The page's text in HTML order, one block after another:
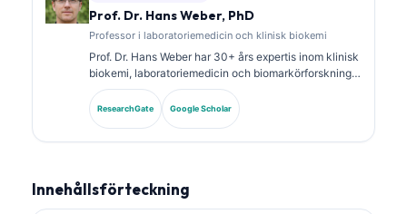
Prof. Dr. Hans Weber, PhD
Professor i laboratoriemedicin och klinisk biokemi
Prof. Dr. Hans Weber har 30+ års expertis inom klinisk
biokemi, laboratoriemedicin och biomarkörforskning.
Tidigare president för German Society for Clinical
Chemistry, och han specialiserar sig på analys av
diagnostiska paneler, standardisering av biomarkörer
ResearchGate Google Scholar
Innehållsförteckning